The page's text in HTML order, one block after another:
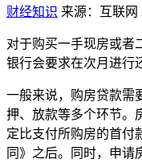
财经知识 来源：互联网
对于购买一手现房或者
银行会要求在次月进行
一般来说，购房贷款需
押、放款等多个环节。
定比支付所购房的首付
同》之后。同时，申请